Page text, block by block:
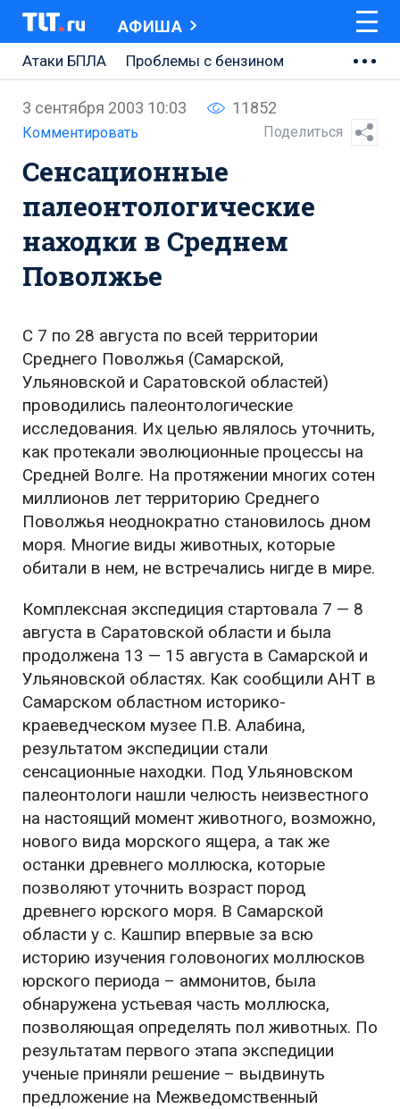
АФИША
Атаки БПЛА
Проблемы с бензином
АВТОВАЗ
Ремонт Центральной площади
Ремонт Обводного шоссе
Набережная Тольятти
Неделя Тольятти
3 сентября 2003 10:03 11852
Комментировать Поделиться
Сенсационные
палеонтологические
находки в Среднем
Поволжье
С 7 по 28 августа по всей территории
Среднего Поволжья (Самарской,
Ульяновской и Саратовской областей)
проводились палеонтологические
исследования. Их целью являлось уточнить,
как протекали эволюционные процессы на
Средней Волге. На протяжении многих сотен
миллионов лет территорию Среднего
Поволжья неоднократно становилось дном
моря. Многие виды животных, которые
обитали в нем, не встречались нигде в мире.
Комплексная экспедиция стартовала 7 — 8
августа в Саратовской области и была
продолжена 13 — 15 августа в Самарской и
Ульяновской областях. Как сообщили АНТ в
Самарском областном историко-
краеведческом музее П.В. Алабина,
результатом экспедиции стали
сенсационные находки. Под Ульяновском
палеонтологи нашли челюсть неизвестного
на настоящий момент животного, возможно,
нового вида морского ящера, а так же
останки древнего моллюска, которые
позволяют уточнить возраст пород
древнего юрского моря. В Самарской
области у с. Кашпир впервые за всю
историю изучения головоногих моллюсков
юрского периода – аммонитов, была
обнаружена устьевая часть моллюска,
позволяющая определять пол животных. По
результатам первого этапа экспедиции
ученые приняли решение – выдвинуть
предложение на Межведомственный